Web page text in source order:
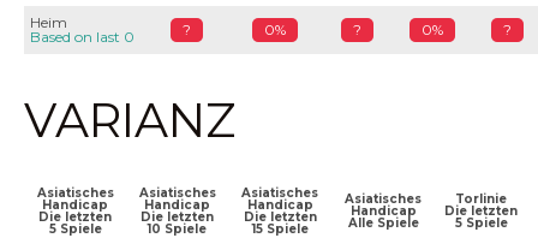
Heim
Based on last 0
? 0% ? 0% ?
VARIANZ
Asiatisches
Handicap
Die letzten
5 Spiele
Asiatisches
Handicap
Die letzten
10 Spiele
Asiatisches
Handicap
Die letzten
15 Spiele
Asiatisches
Handicap
Alle Spiele
Torlinie
Die letzten
5 Spiele